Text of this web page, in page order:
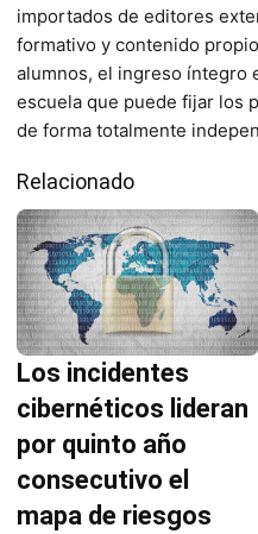
importados de editores
formativo y contenido
alumnos, el ingreso íntegro
escuela que puede fijar los
de forma totalmente
Relacionado
Los incidentes
cibernéticos lideran
por quinto año
consecutivo el
mapa de riesgos